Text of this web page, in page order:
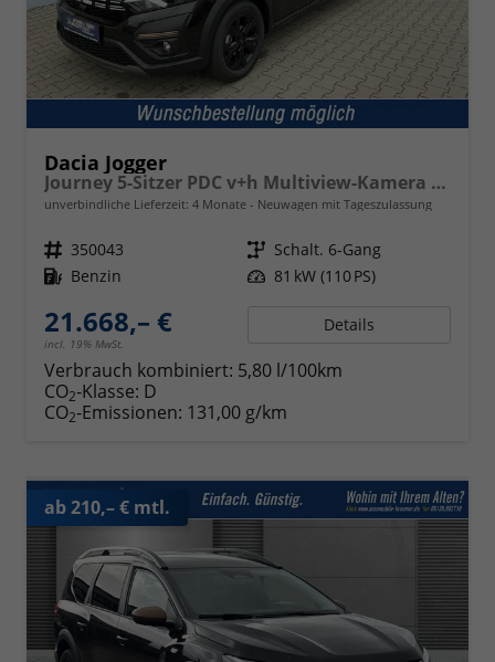
Dacia Jogger
Journey 5-Sitzer PDC v+h Multiview-Kamera Klimaauto. Sitzheizung
unverbindliche Lieferzeit: 4 Monate Neuwagen mit Tageszulassung
Fahrzeugnr. 350043 Getriebe Schalt. 6-Gang
Kraftstoff Benzin Leistung 81 kW (110 PS)
21.668,– €
incl. 19% MwSt.
Details
Verbrauch kombiniert: 5,80 l/100km
CO2-Klasse: D
CO2-Emissionen: 131,00 g/km
ab 210,– € mtl.